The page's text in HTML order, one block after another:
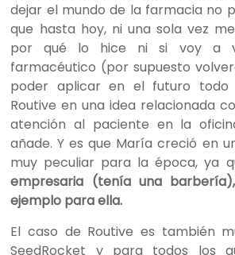
dejar el mundo de la farmacia no
que hasta hoy, ni una sola vez
por qué lo hice ni si voy a
farmacéutico (por supuesto
poder aplicar en el futuro todo
Routive en una idea relacionada
atención al paciente en la
añade. Y es que María creció en
muy peculiar para la época, ya
empresaria (tenía una
ejemplo para ella.
El caso de Routive es también
SeedRocket y para todos los